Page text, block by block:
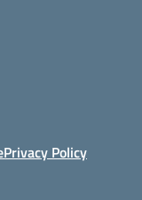
Privacy Policy